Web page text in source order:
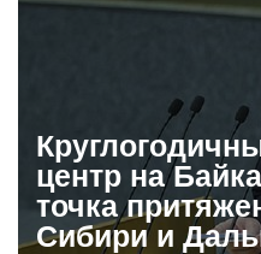
центр на
точка
Сибири и